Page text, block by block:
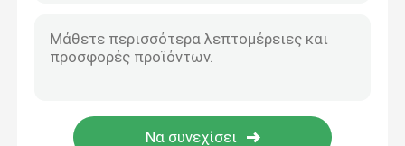
Φορέας IPTV M3U